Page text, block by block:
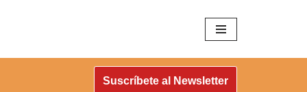
Suscríbete al Newsletter